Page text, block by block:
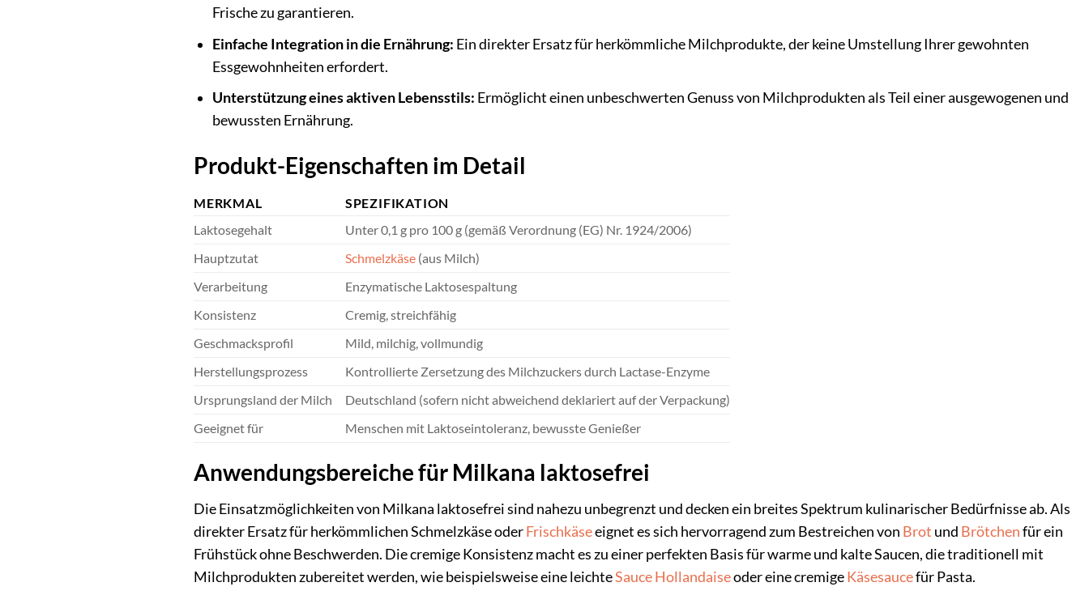
Frische zu garantieren.
Einfache Integration in die Ernährung: Ein direkter Ersatz für herkömmliche Milchprodukte, der keine Umstellung Ihrer gewohnten
Essgewohnheiten erfordert.
Unterstützung eines aktiven Lebensstils: Ermöglicht einen unbeschwerten Genuss von Milchprodukten als Teil einer ausgewogenen und
bewussten Ernährung.
Produkt-Eigenschaften im Detail
MERKMAL
SPEZIFIKATION
Laktosegehalt
Unter 0,1 g pro 100 g (gemäß Verordnung (EG) Nr. 1924/2006)
Hauptzutat
Schmelzkäse(aus Milch)
Verarbeitung
Enzymatische Laktosespaltung
Konsistenz
Cremig, streichfähig
Geschmacksprofil
Mild, milchig, vollmundig
Herstellungsprozess
Kontrollierte Zersetzung des Milchzuckers durch Lactase-Enzyme
Ursprungsland der Milch
Deutschland (sofern nicht abweichend deklariert auf der Verpackung)
Geeignet für
Menschen mit Laktoseintoleranz, bewusste Genießer
Anwendungsbereiche für Milkana laktosefrei
Die Einsatzmöglichkeiten von Milkana laktosefrei sind nahezu unbegrenzt und decken ein breites Spektrum kulinarischer Bedürfnisse ab. Als
direkter Ersatz für herkömmlichen Schmelzkäse oderFrischkäseeignet es sich hervorragend zum Bestreichen von Brot und Brötchenfür ein
Frühstück ohne Beschwerden. Die cremige Konsistenz macht es zu einer perfekten Basis für warme und kalte Saucen, die traditionell mit
Milchprodukten zubereitet werden, wie beispielsweise eine leichteSauce Hollandaiseoder eine cremigeKäsesaucefür Pasta.